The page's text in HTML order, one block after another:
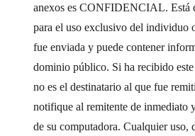
anexos es CONFIDENCIAL. Está
para el uso exclusivo del individuo
fue enviada y puede contener
dominio público. Si ha recibido
no es el destinatario al que fue
notifique al remitente de inmediato
de su computadora. Cualquier uso,